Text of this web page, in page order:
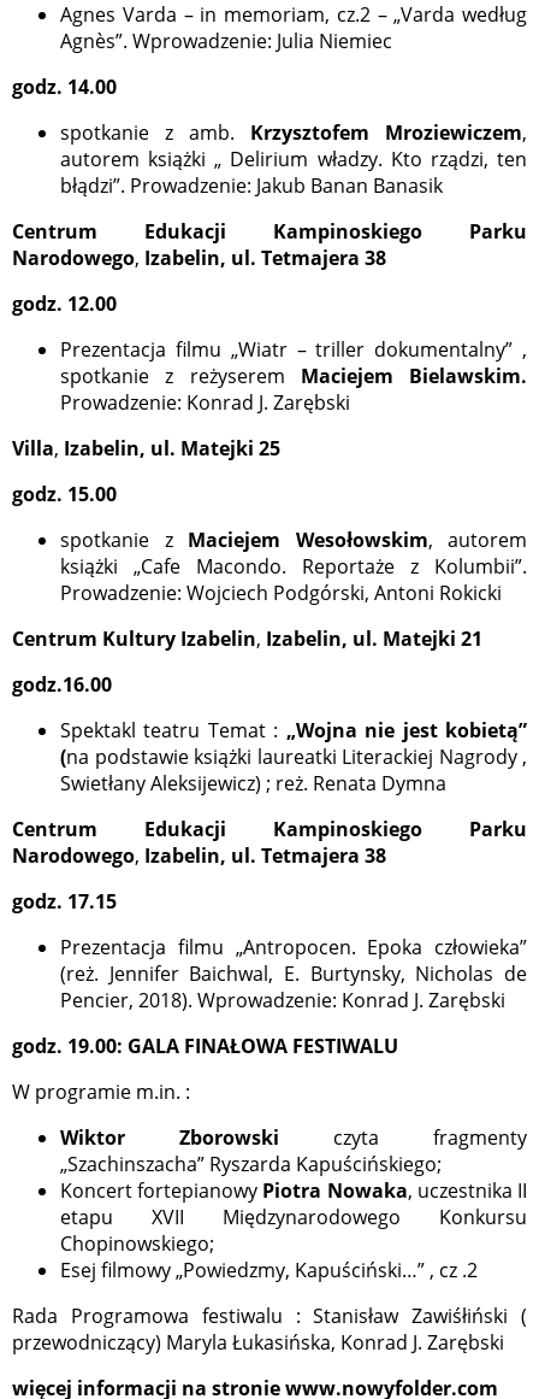
Agnes Varda – in memoriam, cz.2 – „Varda według
Agnès”. Wprowadzenie: Julia Niemiec
godz. 14.00
spotkanie z amb. Krzysztofem Mroziewiczem,
autorem książki „ Delirium władzy. Kto rządzi, ten
błądzi”. Prowadzenie: Jakub Banan Banasik
Centrum Edukacji Kampinoskiego Parku
Narodowego, Izabelin, ul. Tetmajera 38
godz. 12.00
Prezentacja filmu „Wiatr – triller dokumentalny” ,
spotkanie z reżyserem Maciejem Bielawskim.
Prowadzenie: Konrad J. Zarębski
Villa, Izabelin, ul. Matejki 25
godz. 15.00
spotkanie z Maciejem Wesołowskim, autorem
książki „Cafe Macondo. Reportaże z Kolumbii”.
Prowadzenie: Wojciech Podgórski, Antoni Rokicki
Centrum Kultury Izabelin, Izabelin, ul. Matejki 21
godz.16.00
Spektakl teatru Temat : „Wojna nie jest kobietą”
(na podstawie książki laureatki Literackiej Nagrody ,
Swietłany Aleksijewicz) ; reż. Renata Dymna
Centrum Edukacji Kampinoskiego Parku
Narodowego, Izabelin, ul. Tetmajera 38
godz. 17.15
Prezentacja filmu „Antropocen. Epoka człowieka”
(reż. Jennifer Baichwal, E. Burtynsky, Nicholas de
Pencier, 2018). Wprowadzenie: Konrad J. Zarębski
godz. 19.00: GALA FINAŁOWA FESTIWALU
W programie m.in. :
Wiktor Zborowski czyta fragmenty
„Szachinszacha” Ryszarda Kapuścińskiego;
Koncert fortepianowy Piotra Nowaka, uczestnika II
etapu XVII Międzynarodowego Konkursu
Chopinowskiego;
Esej filmowy „Powiedzmy, Kapuściński…” , cz .2
Rada Programowa festiwalu : Stanisław Zawiśłiński (
przewodniczący) Maryla Łukasińska, Konrad J. Zarębski
więcej informacji na stronie www.nowyfolder.com